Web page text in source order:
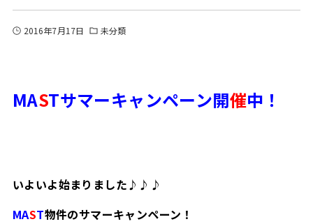
2016年7月17日 未分類
MASTサマーキャンペーン開催中！
いよいよ始まりました♪♪♪
MAST物件のサマーキャンペーン！